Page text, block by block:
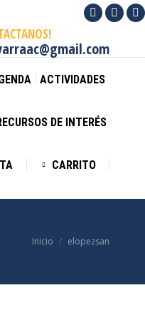
Facebook
opens
in
window
X
opens
ACTIVIDADES
DE INTERÉS
CARRITO
Estás aquí:
Inicio elopezsan